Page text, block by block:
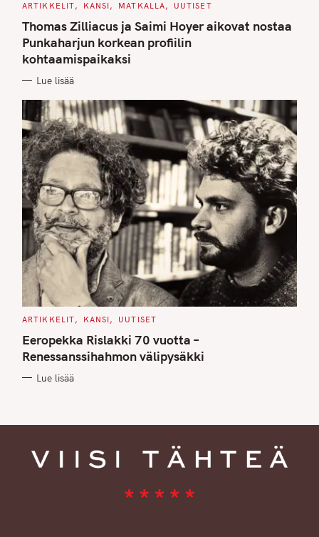
C
T
E
G
O
R
I
S
ARTIKKELIT KANSI MATKALLA UUTISET
Thomas Zilliacus ja Saimi Hoyer aikovat nostaa
Punkaharjun korkean profiilin
kohtaamispaikaksi
Lue lisää
C
T
E
G
O
I
ARTIKKELIT KANSI UUTISET
Eeropekka Rislakki 70 vuotta –
Renessanssihahmon välipysäkki
Lue lisää